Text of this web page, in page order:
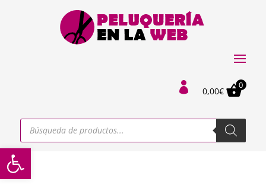
Abrir barra de herramientas
 0,00€
0
Búsqueda
productos